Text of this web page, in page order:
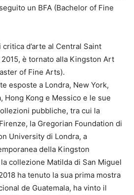
un BFA (Bachelor of Fine
d’arte al Central Saint
è tornato alla Kingston Art
of Fine Arts).
esposte a Londra, New York,
Hong Kong e Messico e le sue
pubbliche, tra cui la
la Gregorian Foundation di
University di Londra, a
della Kingston
collezione Matilda di San Miguel
ha tenuto la sua prima mostra
de Guatemala, ha vinto il